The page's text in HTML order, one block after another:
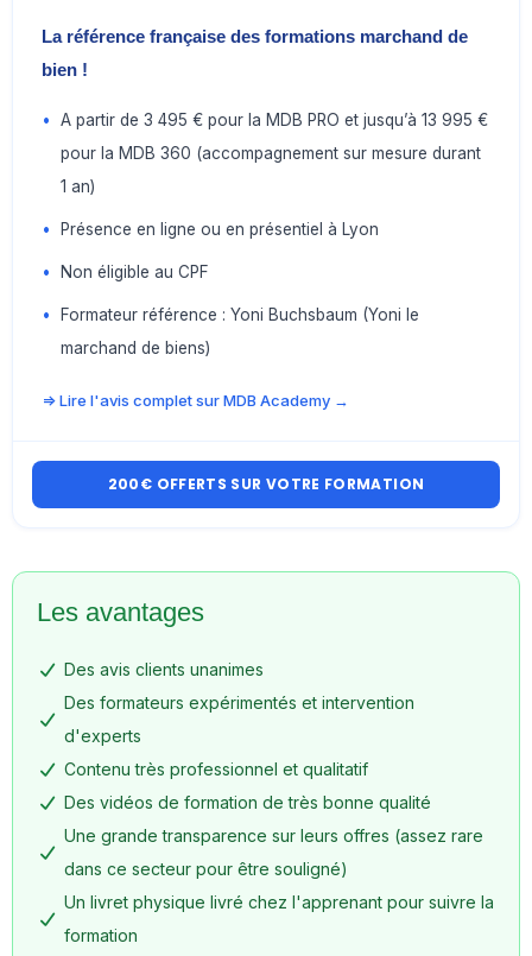
La référence française des formations marchand de
bien !
•
A partir de 3 495 € pour la MDB PRO et jusqu’à 13 995 €
pour la MDB 360 (accompagnement sur mesure durant
1 an)
• Présence en ligne ou en présentiel à Lyon
• Non éligible au CPF
•
Formateur référence : Yoni Buchsbaum (Yoni le
marchand de biens)
=> Lire l'avis complet sur MDB Academy →
200€ OFFERTS SUR VOTRE FORMATION
Les avantages
Des avis clients unanimes
Des formateurs expérimentés et intervention
d'experts
Contenu très professionnel et qualitatif
Des vidéos de formation de très bonne qualité
Une grande transparence sur leurs offres (assez rare
dans ce secteur pour être souligné)
Un livret physique livré chez l'apprenant pour suivre la
formation